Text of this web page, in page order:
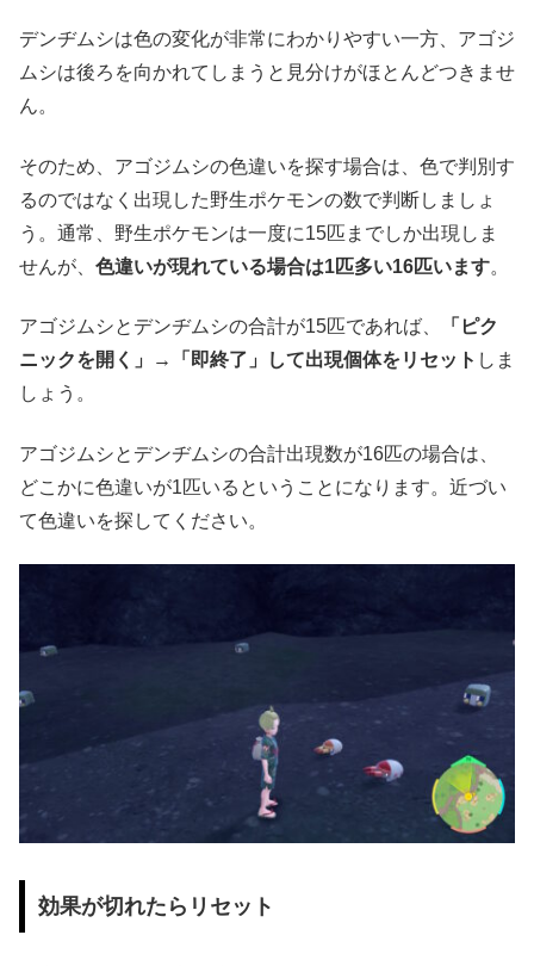
デンヂムシは色の変化が非常にわかりやすい一方、アゴジ
ムシは後ろを向かれてしまうと見分けがほとんどつきませ
ん。
そのため、アゴジムシの色違いを探す場合は、色で判別す
るのではなく出現した野生ポケモンの数で判断しましょ
う。通常、野生ポケモンは一度に15匹までしか出現しま
せんが、 色違いが現れている場合は1匹多い16匹います。
アゴジムシとデンヂムシの合計が15匹であれば、
「ピク
ニックを開く」→「即終了」して出現個体をリセット しま
しょう。
アゴジムシとデンヂムシの合計出現数が16匹の場合は、
どこかに色違いが1匹いるということになります。近づい
て色違いを探してください。
効果が切れたらリセット